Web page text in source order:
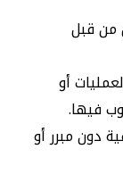
من قبل
أو
فيها.
دون مبرر أو